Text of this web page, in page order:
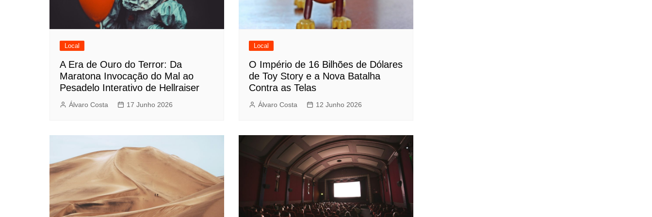
Local
A Era de Ouro do Terror: Da
Maratona Invocação do Mal ao
Pesadelo Interativo de Hellraiser
Álvaro Costa 17 Junho 2026
Local
O Império de 16 Bilhões de Dólares
de Toy Story e a Nova Batalha
Contra as Telas
Álvaro Costa 12 Junho 2026